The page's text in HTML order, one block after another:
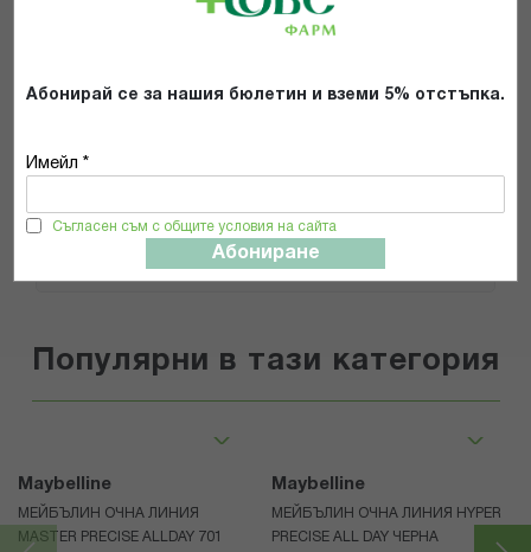
Абонирай се за нашия бюлетин и вземи 5% отстъпка.
Имейл *
Съгласен съм с общите условия на сайта
Абониране
Препоръчвам продукта
Популярни в тази категория
Maybelline
МЕЙБЪЛИН ОЧНА ЛИНИЯ
MASTER PRECISE ALLDAY 701
Maybelline
МЕЙБЪЛИН ОЧНА ЛИНИЯ HYPER
PRECISE ALL DAY ЧЕРНА